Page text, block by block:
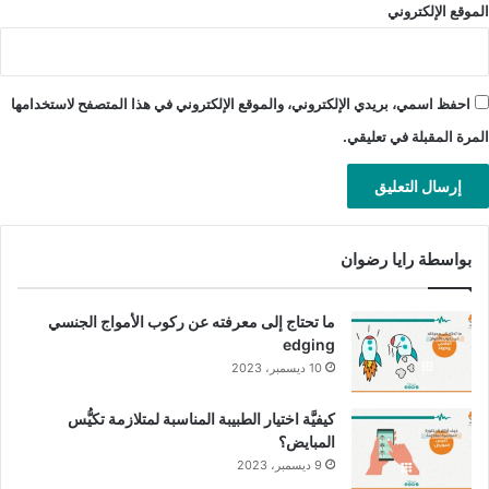
الخرف أو مشكلات إدراكيَّة.
خدَر الأطراف.
مشكلات في التركيز.
فقدان السمع.
صداع أو نوبات.
ماذا يترتَّب على إصابة أحد الزوجين
بمرض الزهري؟
إذا أُصيب أحد الزوجين بمرض الزهري، عليه تجنُّب ممارسة العلاقة
الزوجيَّة الجنسيَّة حتّى يتمّ علاجه كاملًا، ثمّ يجري فحص دم تؤكِّد
نتيجته أنَّه شفي من المرض.
الموقع الإلكتروني
احفظ اسمي، بريدي الإلكتروني، والموقع الإلكتروني في هذا المتصفح لاستخدامها
المرة المقبلة في تعليقي.
بواسطة رايا رضوان
ما تحتاج إلى معرفته عن ركوب الأمواج الجنسي
edging
10 ديسمبر، 2023
كيفيَّة اختيار الطبيبة المناسبة لمتلازمة تكيُّس
المبايض؟
9 ديسمبر، 2023